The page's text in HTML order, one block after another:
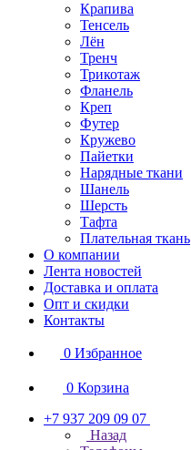
Крапива
Тенсель
Лён
Тренч
Трикотаж
Фланель
Креп
Футер
Кружево
Пайетки
Нарядные ткани
Шанель
Шерсть
Тафта
Плательная ткань
О компании
Лента новостей
Доставка и оплата
Опт и скидки
Контакты
0 Избранное
0 Корзина
+7 937 209 09 07
Назад